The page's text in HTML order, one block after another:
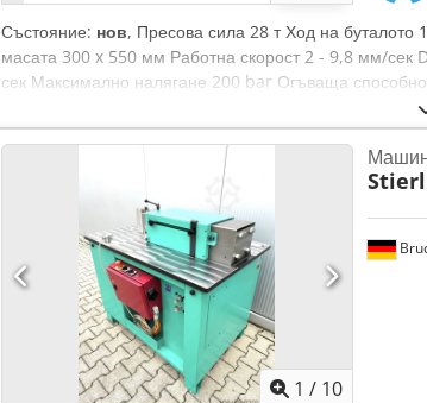
Състояние: нов, Пресова сила 28 т Ход на
масата 300 x 550 мм Работна скорост 2 - 9,8 мм/
сек Максимално налягане 200 bar Огъваща
приблизително 800 кг Размери приблизително 1150
на буталото и съхранение на до 100 програми
Клапани за регулиране на потока и налягането
1 / 10